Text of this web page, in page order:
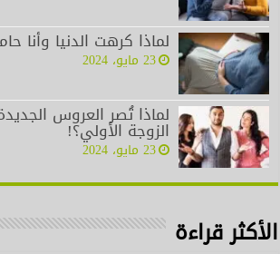
لماذا كرهت الدنيا وأنا
23 مايو، 2024
لماذا تُصر العروس
الزوجة الأولي؟!
23 مايو، 2024
الأكثر قراءة